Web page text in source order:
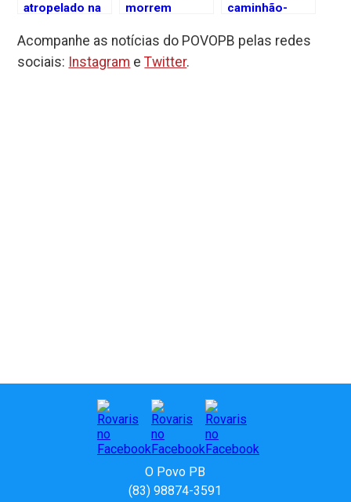
atropelado na
João Pessoa
morrem
BR-230 após
pararem para
caminhão-
interdita BR-
Acompanhe as notícias do POVOPB pelas redes
sociais: Instagram eTwitter.
O Povo PB
(83) 98874-3591